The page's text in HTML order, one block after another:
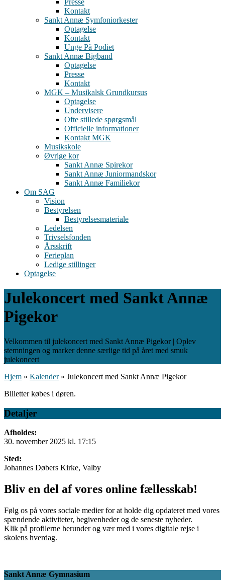
Presse
Kontakt
Sankt Annæ Symfoniorkester
Optagelse
Kontakt
Unge På Podiet
Sankt Annæ Bigband
Optagelse
Presse
Kontakt
MGK – Musikalsk Grundkursus
Optagelse
Undervisere
Ofte stillede spørgsmål
Officielle informationer
Kontakt MGK
Musikskole
Øvrige kor
Sankt Annæ Spirekor
Sankt Annæ Juniormandskor
Sankt Annæ Familiekor
Om SAG
Vision
Bestyrelsen
Bestyrelsesmateriale
Ledelsen
Trivselsfonden
Årsskrift
Ferieplan
Ledige stillinger
Optagelse
Julekoncert med Sankt Annæ
Pigekor
Velkommen til julekoncert med Sankt Annæ Pigekor | Oplev
stemningen og marker denne særlige tid på året med smuk
julekoncert
Hjem » Kalender» Julekoncert med Sankt Annæ Pigekor
Billetter købes i døren.
Detaljer
Afholdes:
30. november 2025 kl. 17:15
Sted:
Johannes Døbers Kirke, Valby
Bliv en del af vores online fællesskab!
Følg os på vores sociale medier for at holde dig opdateret med vores
spændende aktiviteter, begivenheder og de seneste nyheder.
Klik på profilerne herunder og vær med i vores digitale rejse i
skolens hverdag.
Sankt Annæ Gymnasium